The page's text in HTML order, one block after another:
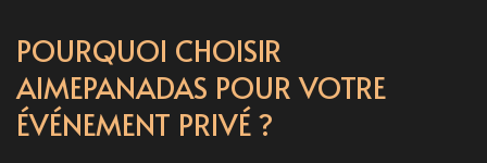
POURQUOI CHOISIR
AIMEPANADAS POUR VOTRE
ÉVÉNEMENT PRIVÉ ?